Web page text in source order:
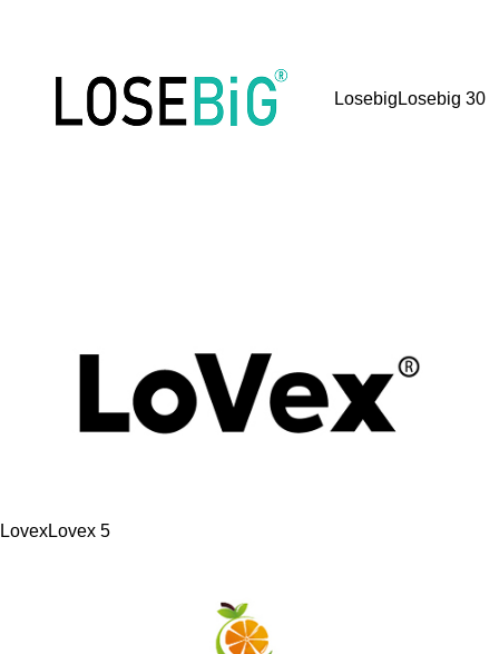
Losebig Losebig 30
LovexLovex 5